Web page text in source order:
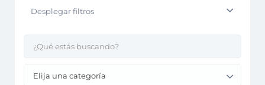
Desplegar filtros
Elija una categoría